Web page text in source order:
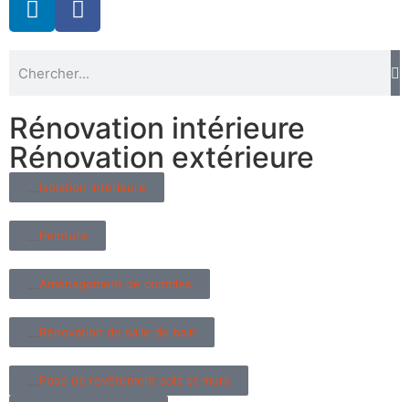
Rénovation intérieure
Rénovation extérieure
Isolation intérieure
Peinture
Aménagement de combles
Rénovation de salle de bain
Pose de revêtement sols et murs